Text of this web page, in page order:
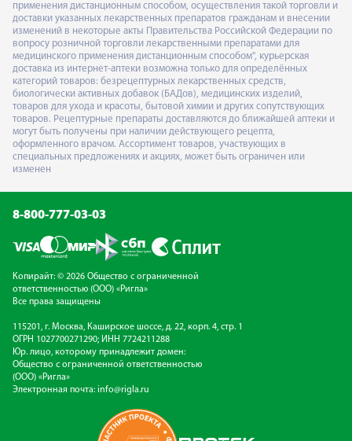
применения дистанционным способом, осуществления такой торговли и
доставки указанных лекарственных препаратов гражданам и внесении
изменений в некоторые акты Правительства Российской Федерации по
вопросу розничной торговли лекарственными препаратами для
медицинского применения дистанционным способом", курьерская
доставка из интернет-аптеки возможна только для определённых
категорий товаров: безрецептурных лекарственных средств,
биологически активных добавок (БАДов), медицинских изделий,
товаров для ухода и красоты, бытовой химии и других сопутствующих
товаров. Рецептурные препараты доставляются до ближайшей аптеки и
могут быть получены при наличии действующего рецепта,
оформленного врачом. Ассортимент товаров, участвующих в
специальных предложениях и акциях, может быть ограничен или
изменен
8-800-777-03-03
Копирайт: © 2026 Общество с ограниченной
ответственностью (ООО) «Ригла»
Все права защищены
115201, г. Москва, Каширское шоссе, д. 22, корп. 4, стр. 1
ОГРН 1027700271290; ИНН 7724211288
Юр. лицо, которому принадлежит домен:
Общество с ограниченной ответственностью
(ООО) «Ригла»
Электронная почта: info@rigla.ru